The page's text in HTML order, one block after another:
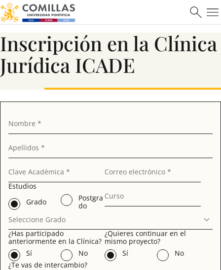
Saber más
Inscripción en la Clínica
Jurídica ICADE
Nombre *
Apellidos *
Clave Académica *
Correo electrónico *
Estudios
Grado
Postgra
do
Curso
Seleccione Grado
¿Has participado
anteriormente en la Clínica?
Sí
No
¿Quieres continuar en el
mismo proyecto?
Sí
No
¿Te vas de intercambio?